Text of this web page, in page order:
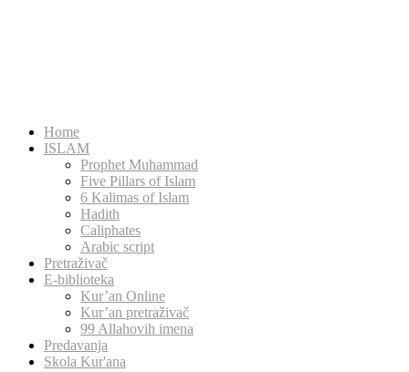
Home
ISLAM
Prophet Muhammad
Five Pillars of Islam
6 Kalimas of Islam
Hadith
Caliphates
Arabic script
Pretraživač
E-biblioteka
Kur’an Online
Kur’an pretraživač
99 Allahovih imena
Predavanja
Skola Kur'ana